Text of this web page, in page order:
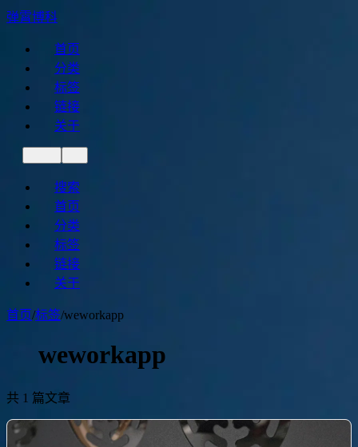
弹霄博科
首页
分类
标签
链接
关于
搜索
首页
分类
标签
链接
关于
首页/标签/weworkapp
weworkapp
共 1 篇文章